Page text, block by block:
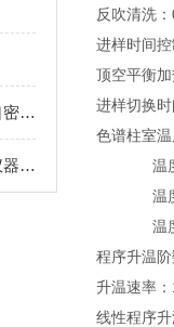
鱼肉罐头铝塑复合包装袋的封口密封强度检测方法
复合薄膜穿刺力的试验方法与仪器介绍
反吹清洗
进样时间
顶空平衡
进样切换
色谱柱室
温度梯
温度偏
温度偏
程序升温
升温速率
线性程序